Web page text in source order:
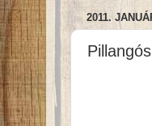
2011.